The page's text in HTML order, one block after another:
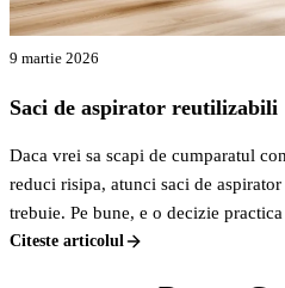
9 martie 2026
Saci de aspirator reutilizabili
Daca vrei sa scapi de cumparatul
reduci risipa, atunci saci de
trebuie. Pe bune, e o decizie
economisesti bani pe termen lung si
Citeste articolul